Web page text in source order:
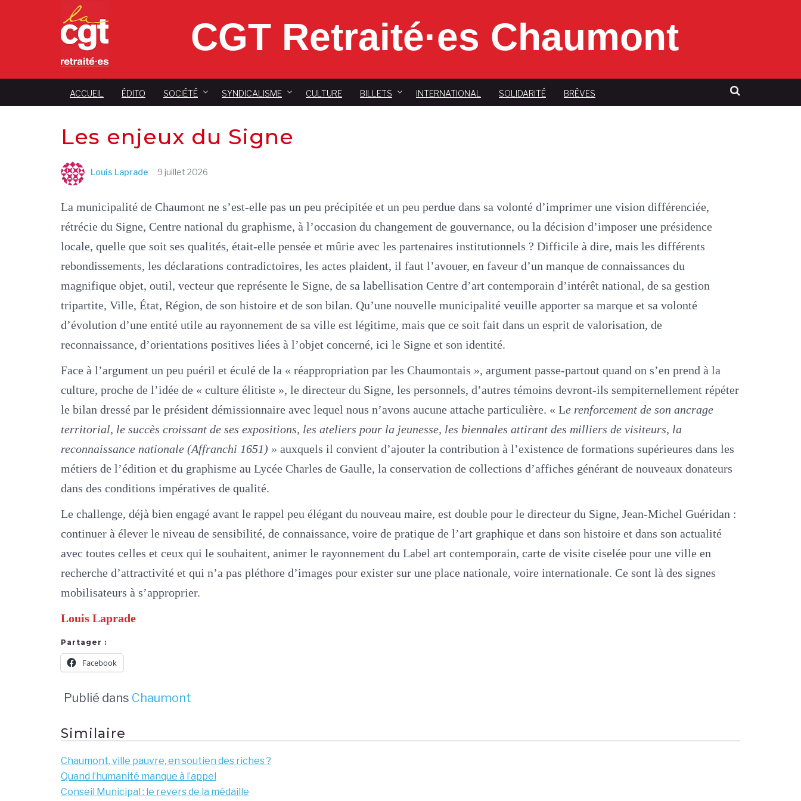
CGT Retraité·es Chaumont
ACCUEIL ÉDITO SOCIÉTÉ SYNDICALISME CULTURE BILLETS INTERNATIONAL SOLIDARITÉ BRÈVES
Les enjeux du Signe
Louis Laprade 9 juillet 2026
La municipalité de Chaumont ne s’est-elle pas un peu précipitée et un peu perdue dans sa volonté d’imprimer une vision différenciée,
rétrécie du Signe, Centre national du graphisme, à l’occasion du changement de gouvernance, ou la décision d’imposer une présidence
locale, quelle que soit ses qualités, était-elle pensée et mûrie avec les partenaires institutionnels ? Difficile à dire, mais les différents
rebondissements, les déclarations contradictoires, les actes plaident, il faut l’avouer, en faveur d’un manque de connaissances du
magnifique objet, outil, vecteur que représente le Signe, de sa labellisation Centre d’art contemporain d’intérêt national, de sa gestion
tripartite, Ville, État, Région, de son histoire et de son bilan. Qu’une nouvelle municipalité veuille apporter sa marque et sa volonté
d’évolution d’une entité utile au rayonnement de sa ville est légitime, mais que ce soit fait dans un esprit de valorisation, de
reconnaissance, d’orientations positives liées à l’objet concerné, ici le Signe et son identité.
Face à l’argument un peu puéril et éculé de la « réappropriation par les Chaumontais », argument passe-partout quand on s’en prend à la
culture, proche de l’idée de « culture élitiste », le directeur du Signe, les personnels, d’autres témoins devront-ils sempiternellement répéter
le bilan dressé par le président démissionnaire avec lequel nous n’avons aucune attache particulière. « Le renforcement de son ancrage
territorial, le succès croissant de ses expositions, les ateliers pour la jeunesse, les biennales attirant des milliers de visiteurs, la
reconnaissance nationale (Affranchi 1651) » auxquels il convient d’ajouter la contribution à l’existence de formations supérieures dans les
métiers de l’édition et du graphisme au Lycée Charles de Gaulle, la conservation de collections d’affiches générant de nouveaux donateurs
dans des conditions impératives de qualité.
Le challenge, déjà bien engagé avant le rappel peu élégant du nouveau maire, est double pour le directeur du Signe, Jean-Michel Guéridan :
continuer à élever le niveau de sensibilité, de connaissance, voire de pratique de l’art graphique et dans son histoire et dans son actualité
avec toutes celles et ceux qui le souhaitent, animer le rayonnement du Label art contemporain, carte de visite ciselée pour une ville en
recherche d’attractivité et qui n’a pas pléthore d’images pour exister sur une place nationale, voire internationale. Ce sont là des signes
mobilisateurs à s’approprier.
Louis Laprade
Partager :
Facebook
Publié dans Chaumont
Similaire
Chaumont, ville pauvre, en soutien des riches ?
Quand l’humanité manque à l’appel
Conseil Municipal : le revers de la médaille